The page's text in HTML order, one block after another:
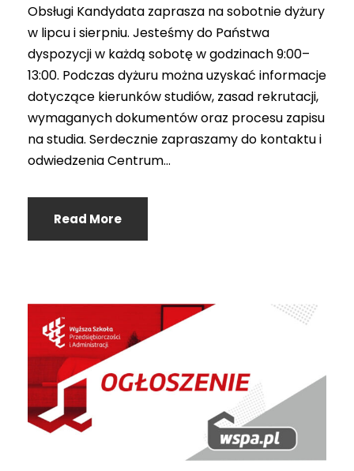
Obsługi Kandydata zaprasza na sobotnie dyżury
w lipcu i sierpniu. Jesteśmy do Państwa
dyspozycji w każdą sobotę w godzinach 9:00–
13:00. Podczas dyżuru można uzyskać informacje
dotyczące kierunków studiów, zasad rekrutacji,
wymaganych dokumentów oraz procesu zapisu
na studia. Serdecznie zapraszamy do kontaktu i
odwiedzenia Centrum...
Read More